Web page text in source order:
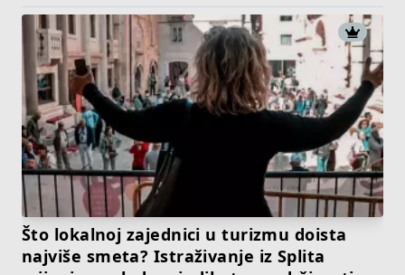
Što lokalnoj zajednici u turizmu doista
najviše smeta? Istraživanje iz Splita